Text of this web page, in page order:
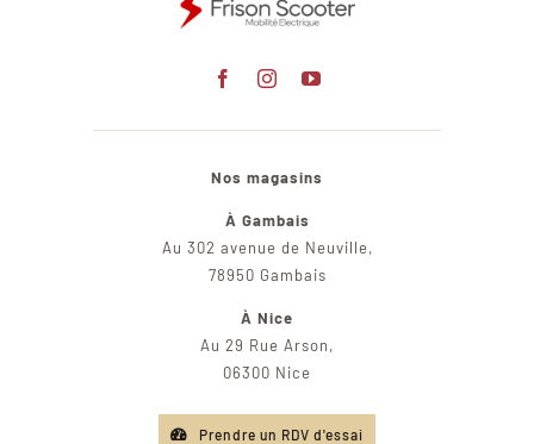
Nos magasins
À Gambais
Au 302 avenue de Neuville,
78950 Gambais
À Nice
Au 29 Rue Arson,
06300 Nice
Prendre un RDV d'essai